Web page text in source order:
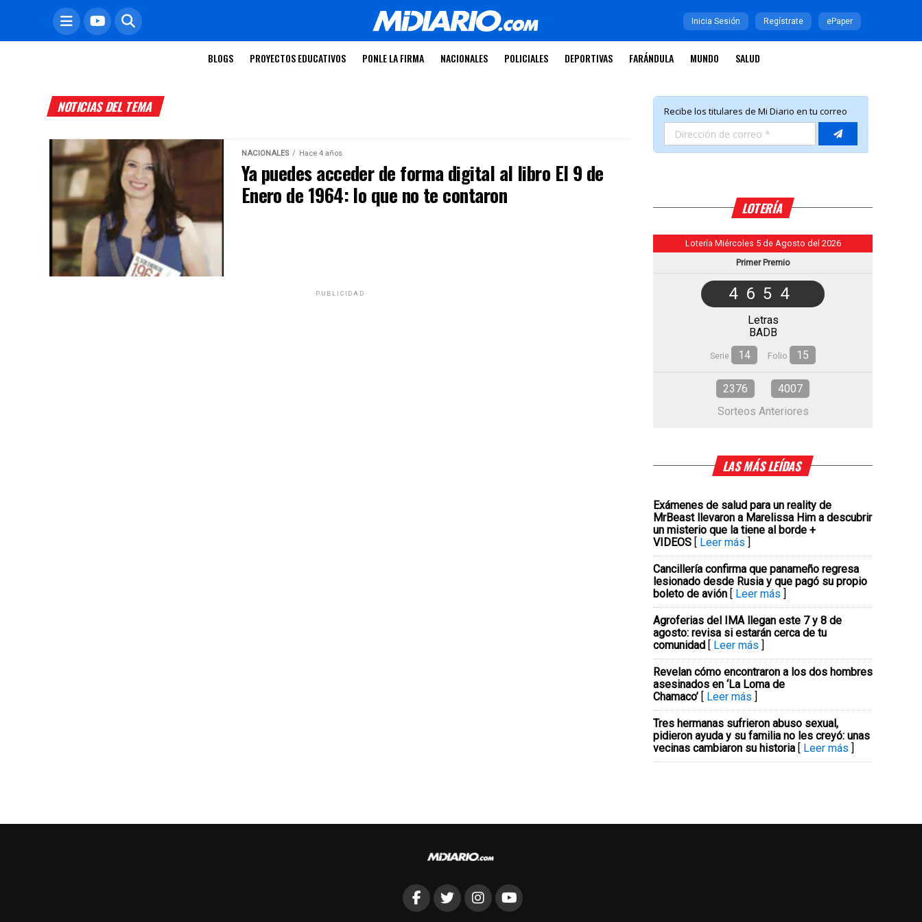
Inicia Sesión Regístrate ePaper
BLOGS PROYECTOS EDUCATIVOS PONLE LA FIRMA NACIONALES POLICIALES DEPORTIVAS FARÁNDULA MUNDO SALUD
NOTICIAS DEL TEMA
NACIONALES Hace 4 años
Ya puedes acceder de forma digital al libro El 9 de
Enero de 1964: lo que no te contaron
PUBLICIDAD
LOTERÍA
Lotería Miércoles 5 de Agosto del 2026
Primer Premio
4654
Letras
BADB
Serie 14 Folio 15
2376
4007
Sorteos Anteriores
LAS MÁS LEÍDAS
Exámenes de salud para un reality de
MrBeast llevaron a Marelissa Him a descubrir
un misterio que la tiene al borde +
VIDEOS [ Leer más ]
Cancillería confirma que panameño regresa
lesionado desde Rusia y que pagó su propio
boleto de avión [ Leer más ]
Agroferias del IMA llegan este 7 y 8 de
agosto: revisa si estarán cerca de tu
comunidad [ Leer más ]
Revelan cómo encontraron a los dos hombres
asesinados en ‘La Loma de
Chamaco’ [ Leer más ]
Tres hermanas sufrieron abuso sexual,
pidieron ayuda y su familia no les creyó: unas
vecinas cambiaron su historia [ Leer más ]